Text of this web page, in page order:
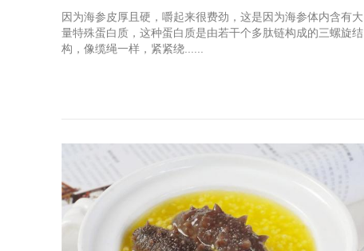
因为海参皮厚且硬，嚼起来很费劲，这是因为海参体内含有大
量特殊蛋白质，这种蛋白质是由若干个多肽链构成的三螺旋结
构，像缆绳一样，紧紧绕......